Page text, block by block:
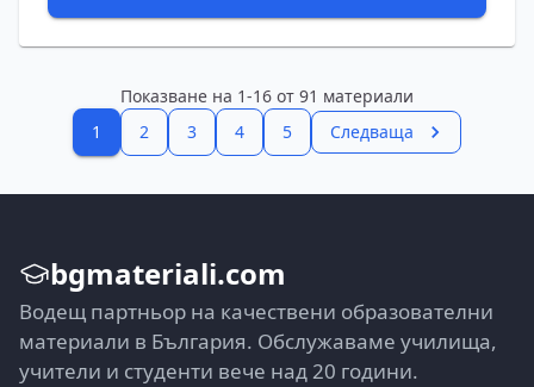
Показване на 1-16 от 91 материали
1
2 3 4 5 Следваща
bgmateriali.com
Водещ партньор на качествени образователни
материали в България. Обслужаваме училища,
учители и студенти вече над 20 години.